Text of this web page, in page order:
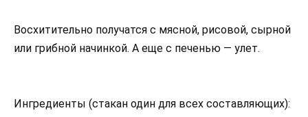
Восхитительно получатся с мясной, рисовой, сырной
или грибной начинкой. А еще с печенью — улет.
Ингредиенты (стакан один для всех составляющих):